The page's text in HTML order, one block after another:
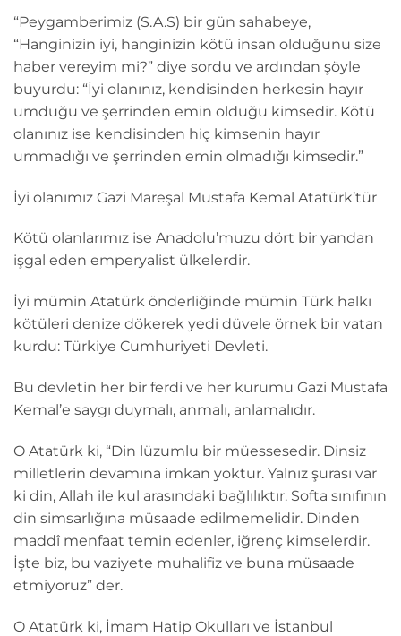
“Peygamberimiz (S.A.S) bir gün sahabeye,
“Hanginizin iyi, hanginizin kötü insan olduğunu size
haber vereyim mi?” diye sordu ve ardından şöyle
buyurdu: “İyi olanınız, kendisinden herkesin hayır
umduğu ve şerrinden emin olduğu kimsedir. Kötü
olanınız ise kendisinden hiç kimsenin hayır
ummadığı ve şerrinden emin olmadığı kimsedir.”
İyi olanımız Gazi Mareşal Mustafa Kemal Atatürk’tür
Kötü olanlarımız ise Anadolu’muzu dört bir yandan
işgal eden emperyalist ülkelerdir.
İyi mümin Atatürk önderliğinde mümin Türk halkı
kötüleri denize dökerek yedi düvele örnek bir vatan
kurdu: Türkiye Cumhuriyeti Devleti.
Bu devletin her bir ferdi ve her kurumu Gazi Mustafa
Kemal’e saygı duymalı, anmalı, anlamalıdır.
O Atatürk ki, “Din lüzumlu bir müessesedir. Dinsiz
milletlerin devamına imkan yoktur. Yalnız şurası var
ki din, Allah ile kul arasındaki bağlılıktır. Softa sınıfının
din simsarlığına müsaade edilmemelidir. Dinden
maddî menfaat temin edenler, iğrenç kimselerdir.
İşte biz, bu vaziyete muhalifiz ve buna müsaade
etmiyoruz” der.
O Atatürk ki, İmam Hatip Okulları ve İstanbul